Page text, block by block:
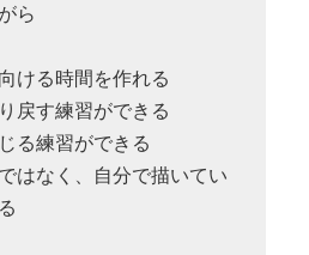
ら
ける時間を作れる
戻す練習ができる
る練習ができる
はなく、自分で描いてい